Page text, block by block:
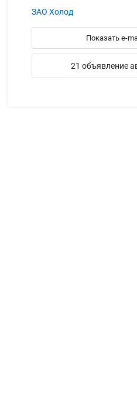
ЗАО Холод
Показать e-
21 объявление